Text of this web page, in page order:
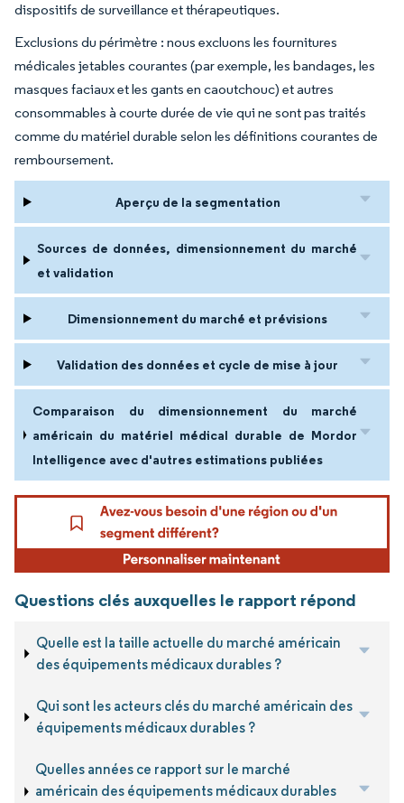
dispositifs de surveillance et thérapeutiques.
Exclusions du périmètre : nous excluons les fournitures
médicales jetables courantes (par exemple, les bandages, les
masques faciaux et les gants en caoutchouc) et autres
consommables à courte durée de vie qui ne sont pas traités
comme du matériel durable selon les définitions courantes de
remboursement.
Aperçu de la segmentation
Sources de données, dimensionnement du marché
et validation
Dimensionnement du marché et prévisions
Validation des données et cycle de mise à jour
Comparaison du dimensionnement du marché
américain du matériel médical durable de Mordor
Intelligence avec d'autres estimations publiées
Questions clés auxquelles le rapport répond
Quelle est la taille actuelle du marché américain
des équipements médicaux durables ?
Qui sont les acteurs clés du marché américain des
équipements médicaux durables ?
Quelles années ce rapport sur le marché
américain des équipements médicaux durables